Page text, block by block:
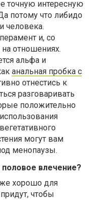
точную интересную
потому что либидо
человека.
и, со
отношениях.
альфа и
анальная пробка с
отнестись к
разговаривать
положительно
могут вам
менопаузы.
влечение?
же хорошо для
чтобы